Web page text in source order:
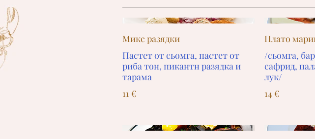
Микс разядки
Пастет от сьомга, пастет от
риба тон, пикантн разядка и
тарама
11 €
Плато
/сьомга,
сафрид,
лук/
14 €